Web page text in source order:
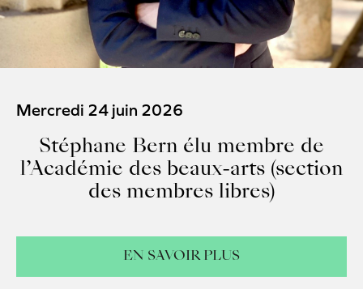
Mercredi 24 juin 2026
Audrey Azoulay élue membre de
l’Académie des beaux-arts (section
des membres libres)
EN SAVOIR PLUS